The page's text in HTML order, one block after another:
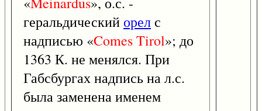
геральдический орел с
надписью «ComesTirol»; до
1363 К. не менялся. При
Габсбургах надпись на л.с.
была заменена именем